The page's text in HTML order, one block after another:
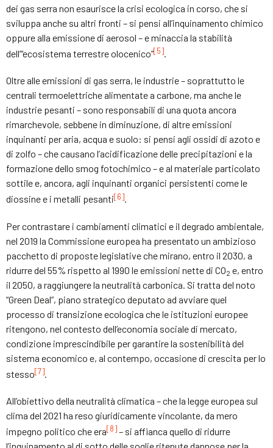
dei gas serra non esaurisce la crisi ecologica in corso, che si
sviluppa anche su altri fronti – si pensi all’inquinamento chimico
oppure alla emissione di aerosol – e minaccia la stabilità
dell’“ecosistema terrestre olocenico”[5].
Oltre alle emissioni di gas serra, le industrie – soprattutto le
centrali termoelettriche alimentate a carbone, ma anche le
industrie pesanti – sono responsabili di una quota ancora
rimarchevole, sebbene in diminuzione, di altre emissioni
inquinanti per aria, acqua e suolo: si pensi agli ossidi di azoto e
di zolfo – che causano l’acidificazione delle precipitazioni e la
formazione dello smog fotochimico – e al materiale particolato
sottile e, ancora, agli inquinanti organici persistenti come le
diossine e i metalli pesanti[6].
Per contrastare i cambiamenti climatici e il degrado ambientale,
nel 2019 la Commissione europea ha presentato un ambizioso
pacchetto di proposte legislative che mirano, entro il 2030, a
ridurre del 55% rispetto al 1990 le emissioni nette di CO2 e, entro
il 2050, a raggiungere la neutralità carbonica. Si tratta del noto
“Green Deal”, piano strategico deputato ad avviare quel
processo di transizione ecologica che le istituzioni europee
ritengono, nel contesto dell’economia sociale di mercato,
condizione imprescindibile per garantire la sostenibilità del
sistema economico e, al contempo, occasione di crescita per lo
stesso[7].
All’obiettivo della neutralità climatica – che la legge europea sul
clima del 2021 ha reso giuridicamente vincolante, da mero
impegno politico che era[8]– si affianca quello di ridurre